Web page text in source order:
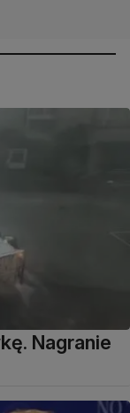
Nagranie